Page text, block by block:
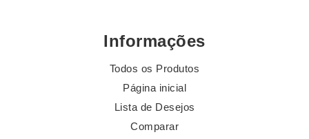
Informações
Todos os Produtos
Página inicial
Lista de Desejos
Comparar